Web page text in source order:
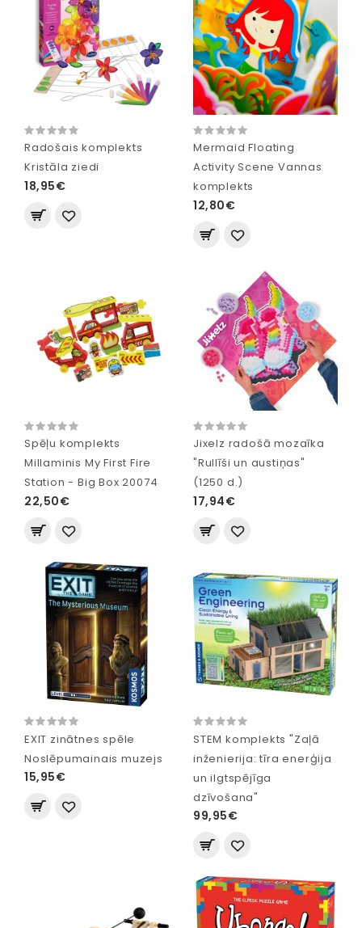
Radošais komplekts
Kristāla ziedi
18,95€
Mermaid Floating
Activity Scene Vannas
komplekts
12,80€
Spēļu komplekts
Millaminis My First Fire
Station - Big Box 20074
22,50€
Jixelz radošā mozaīka
"Rullīši un austiņas"
(1250 d.)
17,94€
EXIT zinātnes spēle
Noslēpumainais muzejs
15,95€
STEM komplekts "Zaļā
inženierija: tīra enerģija
un ilgtspējīga
dzīvošana"
99,95€